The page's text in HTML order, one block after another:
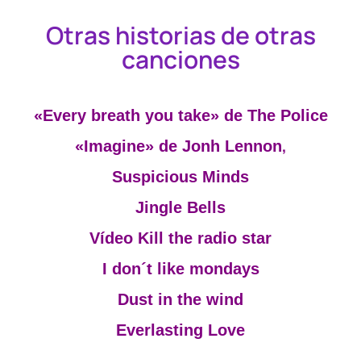
Otras historias de otras
canciones
«Every breath you take» de The Police
«Imagine» de Jonh Lennon,
Suspicious Minds
Jingle Bells
Vídeo Kill the radio star
I don´t like mondays
Dust in the wind
Everlasting Love